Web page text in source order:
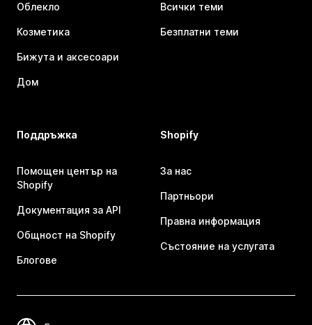
Облекло
Козметика
Бижута и аксесоари
Дом
Всички теми
Безплатни теми
Поддръжка
Помощен център на
Shopify
Документация за API
Общност на Shopify
Блогове
Shopify
За нас
Партньори
Правна информация
Състояние на услугата